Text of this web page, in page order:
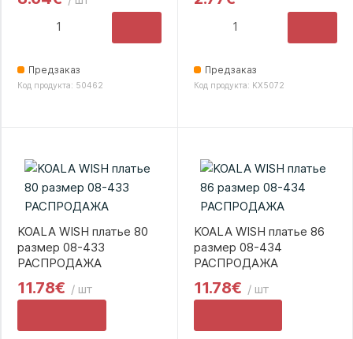
Предзаказ
Код продукта: 50462
Предзаказ
Код продукта: KX5072
KOALA WISH платье 80
размер 08-433
РАСПРОДАЖА
11.78€ / шт
KOALA WISH платье 86
размер 08-434
РАСПРОДАЖА
11.78€ / шт